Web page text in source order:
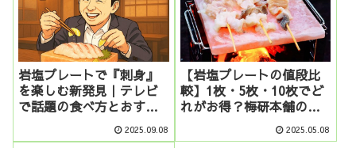
岩塩プレートで『刺身』
を楽しむ新発見｜テレビ
で話題の食べ方とおすす
2025.09.08
【岩塩プレートの値段比
較】1枚・5枚・10枚でど
れがお得？梅研本舗のま
とめ買いがおすすめな理
由
2025.05.08